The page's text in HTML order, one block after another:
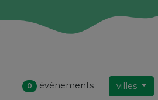
0 événements villes